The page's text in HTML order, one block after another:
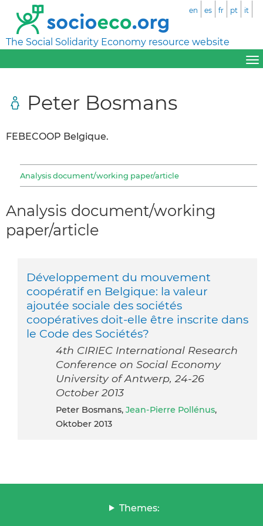
The Social Solidarity Economy resource website
en es fr pt it
Peter Bosmans
FEBECOOP Belgique.
Analysis document/working paper/article
Analysis document/working
paper/article
Développement du mouvement
coopératif en Belgique: la valeur
ajoutée sociale des sociétés
coopératives doit-elle être inscrite dans
le Code des Sociétés?
4th CIRIEC International Research
Conference on Social Economy
University of Antwerp, 24-26
October 2013
Peter Bosmans, Jean-Pierre Pollénus,
Oktober 2013
Themes: